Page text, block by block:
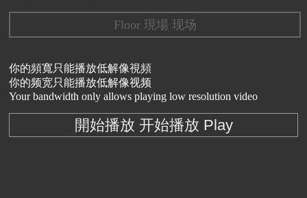
Floor 現場 现场
你的頻寬只能播放低解像視頻
你的频宽只能播放低解像视频
Your bandwidth only allows playing low resolution video
開始播放 开始播放 Play